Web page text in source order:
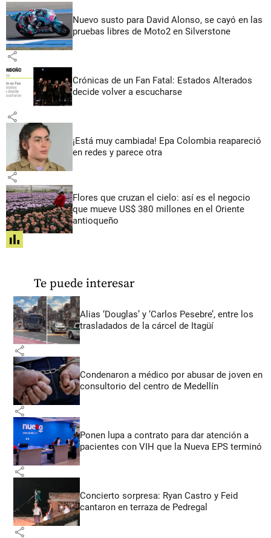
Nuevo susto para David Alonso, se cayó en las
pruebas libres de Moto2 en Silverstone
share
Crónicas de un Fan Fatal: Estados Alterados
decide volver a escucharse
share
¡Está muy cambiada! Epa Colombia reapareció
en redes y parece otra
share
Flores que cruzan el cielo: así es el negocio
que mueve US$ 380 millones en el Oriente
antioqueño
share
Te puede interesar
Alias ‘Douglas’ y ‘Carlos Pesebre’, entre los
trasladados de la cárcel de Itagüí
share
Condenaron a médico por abusar de joven en
consultorio del centro de Medellín
share
Ponen lupa a contrato para dar atención a
pacientes con VIH que la Nueva EPS terminó
share
Concierto sorpresa: Ryan Castro y Feid
cantaron en terraza de Pedregal
share